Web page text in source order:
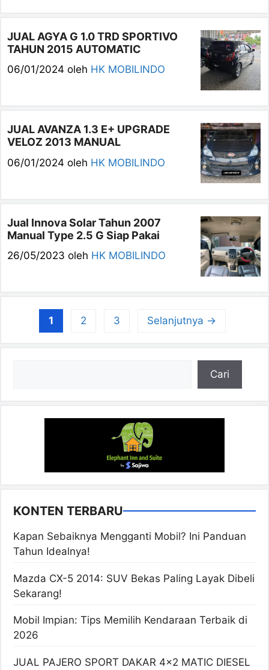
JUAL AGYA G 1.0 TRD SPORTIVO
TAHUN 2015 AUTOMATIC
06/01/2024 oleh HK MOBILINDO
JUAL AVANZA 1.3 E+ UPGRADE
VELOZ 2013 MANUAL
06/01/2024 oleh HK MOBILINDO
Jual Innova Solar Tahun 2007
Manual Type 2.5 G Siap Pakai
26/05/2023 oleh HK MOBILINDO
Halaman
1 Halaman
2 Halaman
3 Selanjutnya →
Cari
KONTEN TERBARU
Kapan Sebaiknya Mengganti Mobil? Ini Panduan
Tahun Idealnya!
Mazda CX-5 2014: SUV Bekas Paling Layak Dibeli
Sekarang!
Mobil Impian: Tips Memilih Kendaraan Terbaik di
2026
JUAL PAJERO SPORT DAKAR 4×2 MATIC DIESEL